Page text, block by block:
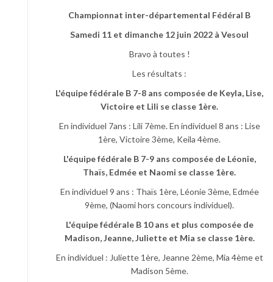
Championnat inter-départemental Fédéral B
Samedi 11 et dimanche 12 juin 2022 à Vesoul
Bravo à toutes !
Les résultats :
L'équipe fédérale B 7-8 ans composée de Keyla, Lise,
Victoire et Lili se classe 1ère.
En individuel 7ans : Lili 7ème. En individuel 8 ans : Lise
1ère, Victoire 3ème, Keila 4ème.
L'équipe fédérale B 7-9 ans composée de Léonie,
Thaïs, Edmée et Naomi se classe 1ère.
En individuel 9 ans : Thaïs 1ère, Léonie 3ème, Edmée
9ème, (Naomi hors concours individuel).
L'équipe fédérale B 10 ans et plus composée de
Madison, Jeanne, Juliette et Mia se classe 1ère.
En individuel : Juliette 1ère, Jeanne 2ème, Mia 4ème et
Madison 5ème.